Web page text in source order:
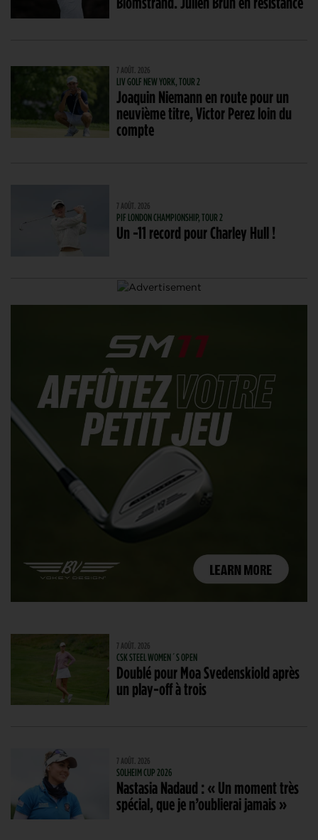
7 AOÛT. 2026
LIV GOLF NEW YORK, TOUR 2
Joaquin Niemann en route pour un
neuvième titre, Victor Perez loin du
compte
7 AOÛT. 2026
PIF LONDON CHAMPIONSHIP, TOUR 2
Un -11 record pour Charley Hull !
7 AOÛT. 2026
CSK STEEL WOMEN´S OPEN
Doublé pour Moa Svedenskiold après
un play-off à trois
7 AOÛT. 2026
SOLHEIM CUP 2026
Nastasia Nadaud : « Un moment très
spécial, que je n’oublierai jamais »